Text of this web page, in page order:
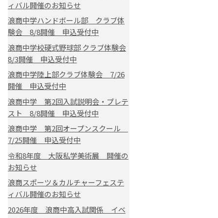
ィバル開催のお知らせ
浪商中学ハンドボール部 クラブ体
験会 8/8開催 申込受付中
浪商中学校硬式野球部 クラブ体験会
8/3開催 申込受付中
浪商中学陸上部クラブ体験会 7/26
開催 申込受付中
浪商中学 第2回入試説明会・プレテ
スト 8/8開催 申込受付中
浪商中学 第2回オープンスクール
7/25開催 申込受付中
令和8年度 大阪私学美術展 開催の
お知らせ
浪商スポーツ＆カルチャーフェステ
ィバル開催のお知らせ
2026年度 浪商中高入試関係 イベ